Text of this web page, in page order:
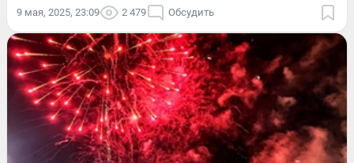
9 мая, 2025, 23:09 2 479 Обсудить